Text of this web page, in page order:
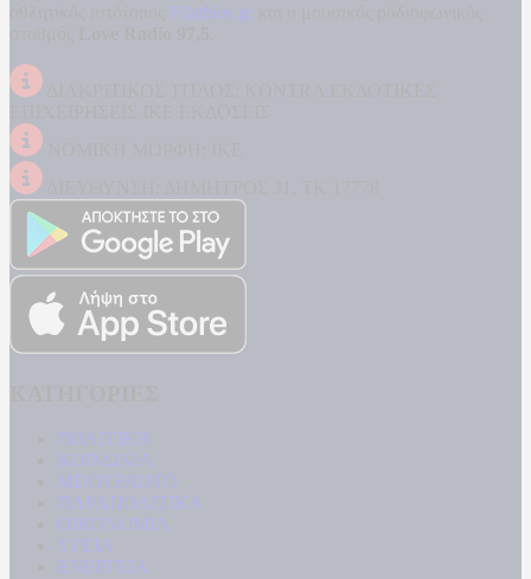
Filathlos.gr
ΠΟΛΙΤΙΚΗ
ΚΟΙΝΩΝΙΑ
ΜΠΟΥΡΛΟΤΟ
ΠΑΡΑΠΟΛΙΤΙΚΑ
ΟΙΚΟΝΟΜΙΑ
ΥΓΕΙΑ
ΕΝΕΡΓΕΙΑ